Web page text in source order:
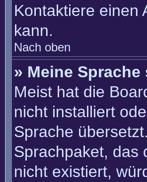
Kontaktiere einen
kann.
Nach oben
» Meine
Meist hat die
nicht installiert
Sprache
Sprachpaket, das
nicht existiert,